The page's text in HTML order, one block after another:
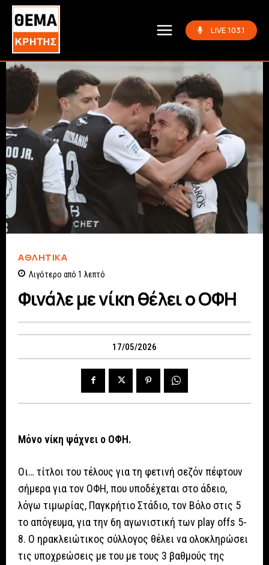
LIVE 103.1
ΑΘΛΗΤΙΚΆ
Λιγότερο από 1 λεπτό
Φινάλε με νίκη θέλει ο ΟΦΗ
17/05/2026
Μόνο νίκη ψάχνει ο ΟΦΗ.
Οι… τίτλοι του τέλους για τη φετινή σεζόν πέφτουν
σήμερα για τον ΟΦΗ, που υποδέχεται στο άδειο,
λόγω τιμωρίας, Παγκρήτιο Στάδιο, τον Βόλο στις 5
το απόγευμα, για την 6η αγωνιστική των play offs 5-
8. Ο ηρακλειώτικος σύλλογος θέλει να ολοκληρώσει
τις υποχρεώσεις με του με τους 3 βαθμούς της